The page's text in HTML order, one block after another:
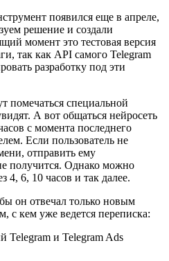
появился еще в апреле,
решение и создали
момент это тестовая версия
так как API самого Telegram
разработку под эти
помечаться специальной
А вот общаться нейросеть
с момента последнего
Если пользователь не
отправить ему
получится. Однако можно
4, 6, 10 часов и так далее.
он отвечал только новым
с кем уже ведется переписка: